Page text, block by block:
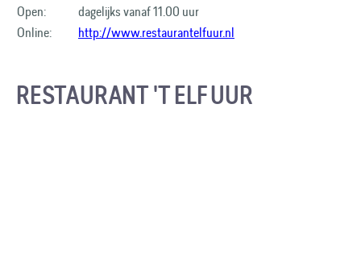
Open:
dagelijks vanaf 11.00 uur
Online:
http://www.restaurantelfuur.nl
RESTAURANT 'T ELF UUR